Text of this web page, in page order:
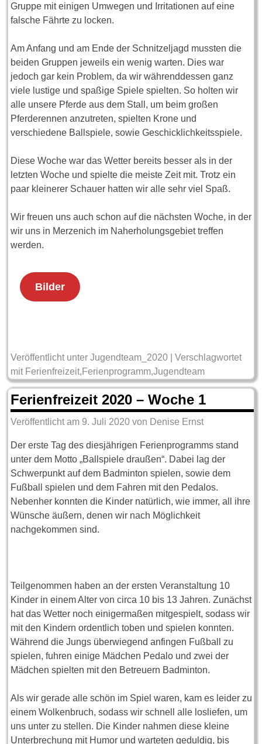
Gruppe mit einigen Umwegen und Irritationen auf eine
falsche Fährte zu locken.
Am Anfang und am Ende der Schnitzeljagd mussten die
beiden Gruppen jeweils ein wenig warten. Dies war
jedoch gar kein Problem, da wir währenddessen ganz
viele lustige und spaßige Spiele spielten. So holten wir
alle unsere Pferde aus dem Stall, um beim großen
Pferderennen anzutreten, spielten Krone und
verschiedene Ballspiele, sowie Geschicklichkeitsspiele.
Diese Woche war das Wetter bereits besser als in der
letzten Woche und spielte die meiste Zeit mit. Trotz ein
paar kleinerer Schauer hatten wir alle sehr viel Spaß.
Wir freuen uns auch schon auf die nächsten Woche, in der
wir uns in Merzenich im Naherholungsgebiet treffen
werden.
Bilder
Veröffentlicht unter Jugendteam_2020 |Verschlagwortet
mit Ferienfreizeit, Ferienprogramm,Jugendteam
Ferienfreizeit 2020 – Woche 1
Veröffentlicht am 9. Juli 2020 von Denise Ernst
Der erste Tag des diesjährigen Ferienprogramms stand
unter dem Motto „Ballspiele draußen“. Dabei lag der
Schwerpunkt auf dem Badminton spielen, sowie dem
Fußball spielen und dem Fahren mit den Pedalos.
Nebenher konnten die Kinder natürlich, wie immer, all ihre
Wünsche äußern, denen wir nach Möglichkeit
nachgekommen sind.
Teilgenommen haben an der ersten Veranstaltung 10
Kinder in einem Alter von circa 10 bis 13 Jahren. Zunächst
hat das Wetter noch einigermaßen mitgespielt, sodass wir
mit den Kindern ordentlich toben und spielen konnten.
Während die Jungs überwiegend anfingen Fußball zu
spielen, fuhren einige Mädchen Pedalo und zwei der
Mädchen spielten mit den Betreuern Badminton.
Als wir gerade alle schön im Spiel waren, kam es leider zu
einem Wolkenbruch, sodass wir schnell alle losliefen, um
uns unter zu stellen. Die Kinder nahmen diese kleine
Unterbrechung mit Humor und warteten geduldig, bis